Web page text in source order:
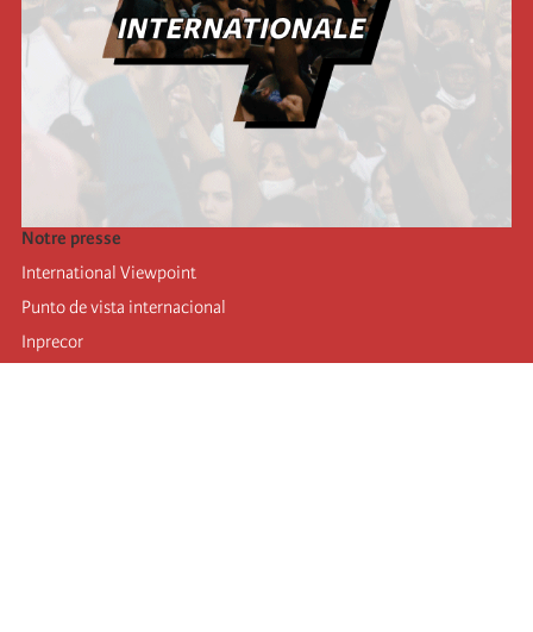
Notre presse
International Viewpoint
Punto de vista internacional
Inprecor